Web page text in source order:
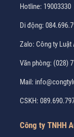
Hotline: 19003330
Di động:
Zalo: Công ty Luật
Văn phòng: (028)
Mail:
CSKH:
Công ty TNHH